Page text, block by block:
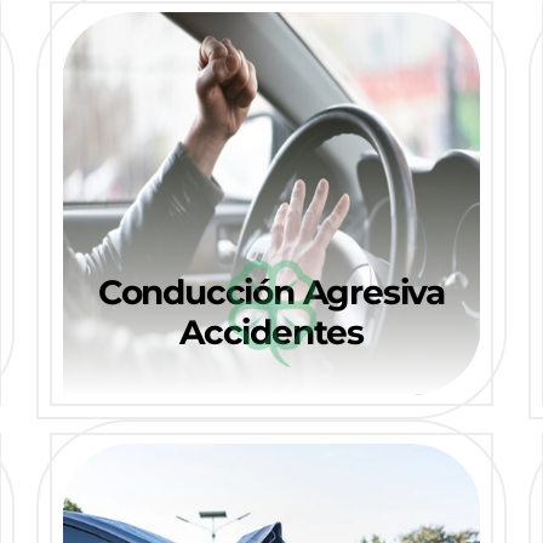
Conducción Agresiva
Accidentes